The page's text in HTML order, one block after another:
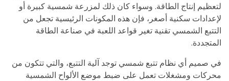
لتعظيم إنتاج الطاقة. وسواء كان ذلك لمزرعة شمسية كبيرة أو
لإعدادات سكنية أصغر، فإن هذه المكونات الرئيسية تجعل من
التتبع الشمسي تقنية تغير قواعد اللعبة في صناعة الطاقة
المتجددة.
في صميم أي نظام تتبع شمسي توجد آلية التتبع، والتي تتكون من
محركات ومشغلات تعمل على ضبط موضع الألواح الشمسية